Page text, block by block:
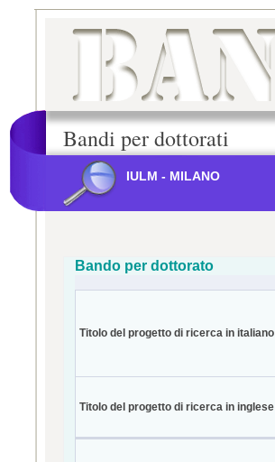
Bandi per dottorati
IULM - MILANO
Bando per dottorato
Titolo del progetto di ricerca in italiano
Titolo del progetto di ricerca in inglese